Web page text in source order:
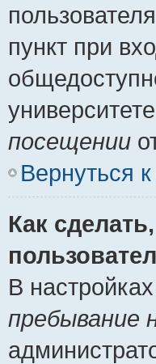
пункт при
посещении
Вернуться
Как
В
пребывание